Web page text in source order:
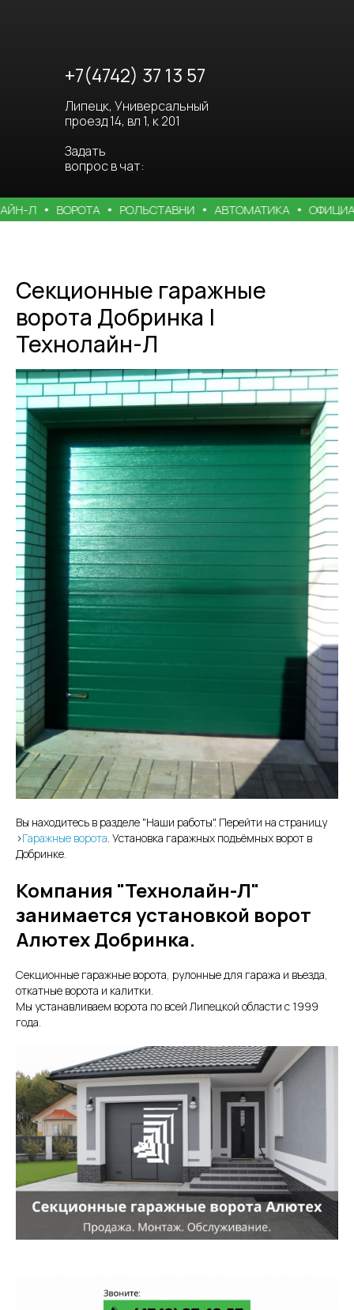
Задать
вопрос в чат:
+7(4742) 37 13 57
Липецк, Универсальный
проезд 14, вл 1, к 201
Л ВОРОТА РОЛЬСТАВНИ АВТОМАТИКА
Секционные гаражные
ворота Добринка |
Технолайн-Л
Вы находитесь в разделе "Наши работы". Перейти на страницу
>Гаражные ворота. Установка гаражных подъёмных ворот в
Добринке.
Компания "Технолайн-Л"
занимается установкой ворот
Алютех Добринка.
Секционные гаражные ворота, рулонные для гаража и въезда,
откатные ворота и калитки.
Мы устанавливаем ворота по всей Липецкой области с 1999
года.